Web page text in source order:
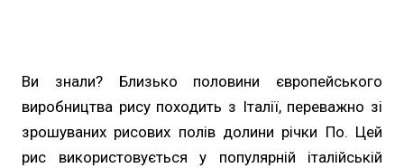
Ви знали? Близько половини європейського
виробництва рису походить з Італії, переважно зі
зрошуваних рисових полів долини річки По. Цей
рис використовується у популярній італійській